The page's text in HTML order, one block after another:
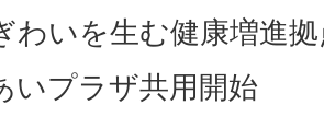
わいを生む健康増進
いプラザ共用開始